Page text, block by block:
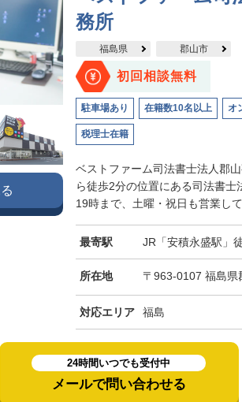
務所
福島県 郡山市
初回相談無料
駐車場あり 在籍数10名以上 オ
税理士在籍
ベストファーム司法書士法人郡
ら徒歩2分の位置にある司法書士
19時まで、土曜・祝日も営業し
最寄駅 JR「安積永盛駅」
所在地 〒963-0107 福島県
対応エリア 福島
24時間いつでも受付中
メールで問い合わせる